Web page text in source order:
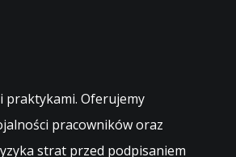
praktykami. Oferujemy
pracowników oraz
strat przed podpisaniem